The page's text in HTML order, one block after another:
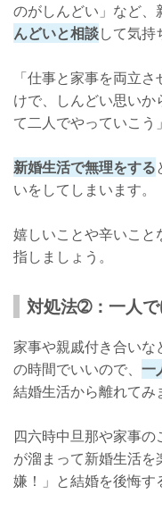
のがしんどい」など、
んどいと相談して気持
「仕事と家事を両立
けで、しんどい思い
て二人でやっていこう
新婚生活で無理をする
いをしてしまいます。
嬉しいことや辛いこと
指しましょう。
対処法➁：一人
家事や親戚付き合い
の時間でいいので、 一
結婚生活から離れてみ
四六時中旦那や家事
が溜まって新婚生活を
嫌！」と結婚を後悔す